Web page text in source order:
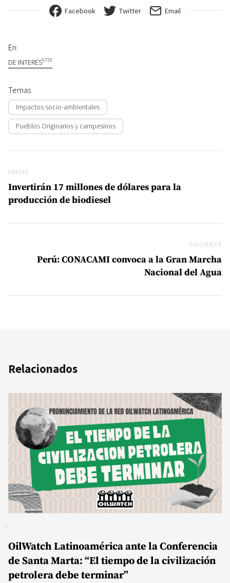
Facebook Twitter Email
En:
DE INTERÉS6753
Temas
Impactos socio-ambientales
Pueblos Originarios y campesinos
Previo
PREVIO
Invertirán 17 millones de dólares para la
producción de biodiesel
SIGUIENTE
Perú: CONACAMI convoca a la Gran Marcha
Nacional del Agua
Relacionados
OilWatch Latinoamérica ante la Conferencia
de Santa Marta: “El tiempo de la civilización
petrolera debe terminar”